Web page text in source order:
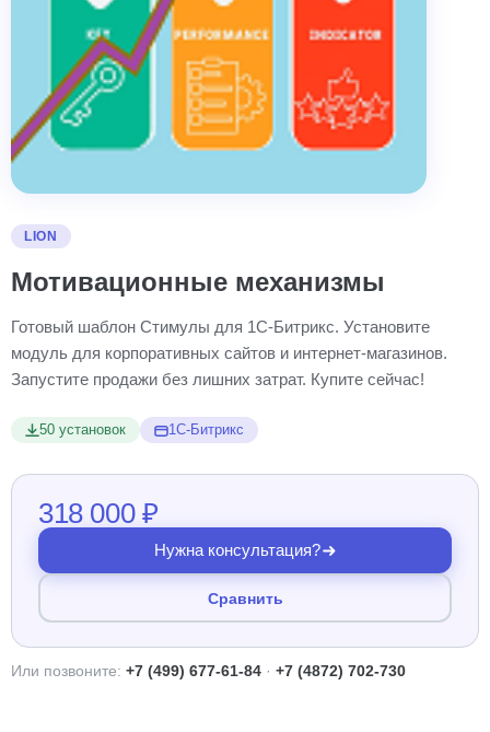
LION
Мотивационные механизмы
Готовый шаблон Стимулы для 1С-Битрикс. Установите
модуль для корпоративных сайтов и интернет-магазинов.
Запустите продажи без лишних затрат. Купите сейчас!
50 установок 1С-Битрикс
318 000 ₽
Нужна консультация?
Сравнить
Или позвоните: +7 (499) 677-61-84 · +7 (4872) 702-730